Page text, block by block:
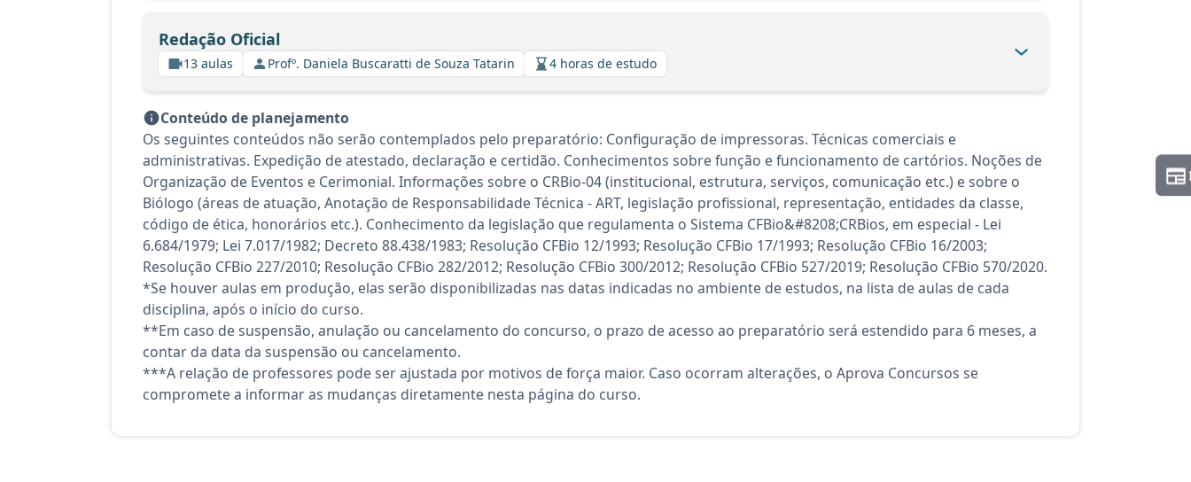
Redação Oficial
13 aulas Profº. Daniela Buscaratti de Souza Tatarin 4 horas de estudo
Conteúdo de planejamento
Os seguintes conteúdos não serão contemplados pelo preparatório: Configuração de impressoras. Técnicas comerciais e
administrativas. Expedição de atestado, declaração e certidão. Conhecimentos sobre função e funcionamento de cartórios. Noções de
Organização de Eventos e Cerimonial. Informações sobre o CRBio-04 (institucional, estrutura, serviços, comunicação etc.) e sobre o
Biólogo (áreas de atuação, Anotação de Responsabilidade Técnica - ART, legislação profissional, representação, entidades da classe,
código de ética, honorários etc.). Conhecimento da legislação que regulamenta o Sistema CFBio&#8208;CRBios, em especial - Lei
6.684/1979; Lei 7.017/1982; Decreto 88.438/1983; Resolução CFBio 12/1993; Resolução CFBio 17/1993; Resolução CFBio 16/2003;
Resolução CFBio 227/2010; Resolução CFBio 282/2012; Resolução CFBio 300/2012; Resolução CFBio 527/2019; Resolução CFBio 570/2020.
*Se houver aulas em produção, elas serão disponibilizadas nas datas indicadas no ambiente de estudos, na lista de aulas de cada
disciplina, após o início do curso.
**Em caso de suspensão, anulação ou cancelamento do concurso, o prazo de acesso ao preparatório será estendido para 6 meses, a
contar da data da suspensão ou cancelamento.
***A relação de professores pode ser ajustada por motivos de força maior. Caso ocorram alterações, o Aprova Concursos se
compromete a informar as mudanças diretamente nesta página do curso.